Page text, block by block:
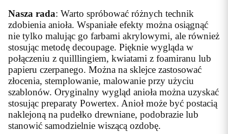
Nasza rada: Warto spróbować różnych technik
zdobienia anioła. Wspaniałe efekty można osiągnąć
nie tylko malując go farbami akrylowymi, ale również
stosując metodę decoupage. Pięknie wygląda w
połączeniu z quilllingiem, kwiatami z foamiranu lub
papieru czerpanego. Można na sklejce zastosować
złocenia, stemplowanie, malowanie przy użyciu
szablonów. Oryginalny wygląd anioła można uzyskać
stosując preparaty Powertex. Anioł może być postacią
naklejoną na pudełko drewniane, podobrazie lub
stanowić samodzielnie wiszącą ozdobę.